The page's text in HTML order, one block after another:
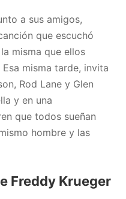
a sus amigos,
que escuchó
misma que ellos
misma tarde, invita
Rod Lane y Glen
y en una
que todos sueñan
hombre y las
Freddy Krueger